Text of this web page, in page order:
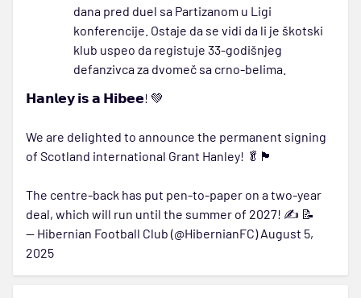
dana pred duel sa Partizanom u Ligi
konferencije. Ostaje da se vidi da li je škotski
klub uspeo da registuje 33-godišnjeg
defanzivca za dvomeč sa crno-belima.
𝗛𝗮𝗻𝗹𝗲𝘆 𝗶𝘀 𝗮 𝗛𝗶𝗯𝗲𝗲! 💚
We are delighted to announce the permanent signing
of Scotland international Grant Hanley! 🥬🏴󠁧󠁢󠁳󠁣󠁴󠁿
The centre-back has put pen-to-paper on a two-year
deal, which will run until the summer of 2027! ✍️ 📝
— Hibernian Football Club (@HibernianFC)August 5,
2025